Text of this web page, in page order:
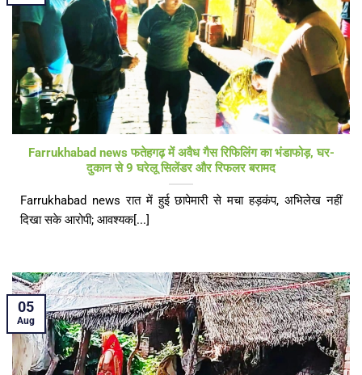
Farrukhabad news फतेहगढ़ में अवैध गैस रिफिलिंग का भंडाफोड़, घर-
दुकान से 9 घरेलू सिलेंडर और रिफलर बरामद
Farrukhabad news रात में हुई छापेमारी से मचा हड़कंप, अभिलेख नहीं
दिखा सके आरोपी; आवश्यक[...]
05
Aug